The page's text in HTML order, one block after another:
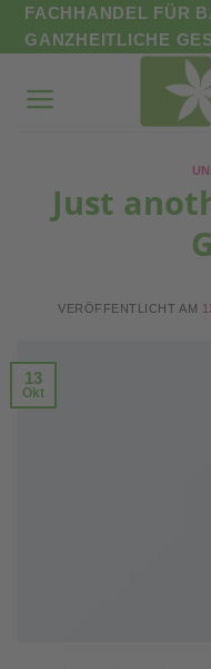
Zum
Inhalt
FACHHANDEL FÜR
GANZHEITLICHE
Just
VERÖFFENTLICHT AM
13
Okt